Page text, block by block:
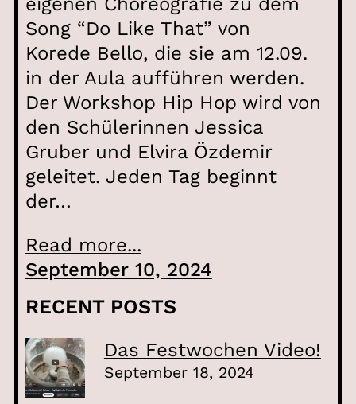
Song “Do Like That” von
Korede Bello, die sie am 12.09.
in der Aula aufführen werden.
Der Workshop Hip Hop wird von
den Schülerinnen Jessica
Gruber und Elvira Özdemir
geleitet. Jeden Tag beginnt
der…
Read more...
September 10, 2024
RECENT POSTS
Das Festwochen Video!
September 18, 2024